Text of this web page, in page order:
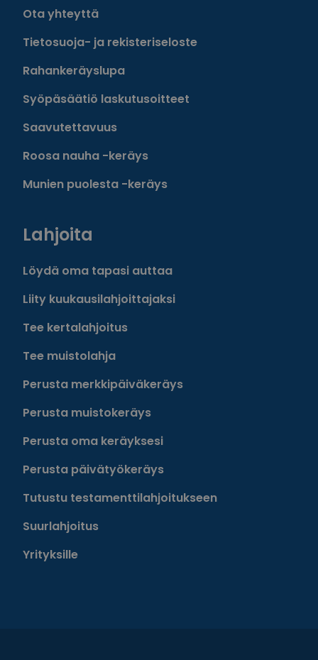
Ota yhteyttä
Tietosuoja- ja rekisteriseloste
Rahankeräyslupa
Syöpäsäätiö laskutusoitteet
Saavutettavuus
Roosa nauha -keräys
Munien puolesta -keräys
Lahjoita
Löydä oma tapasi auttaa
Liity kuukausilahjoittajaksi
Tee kertalahjoitus
Tee muistolahja
Perusta merkkipäiväkeräys
Perusta muistokeräys
Perusta oma keräyksesi
Perusta päivätyökeräys
Tutustu testamenttilahjoitukseen
Suurlahjoitus
Yrityksille